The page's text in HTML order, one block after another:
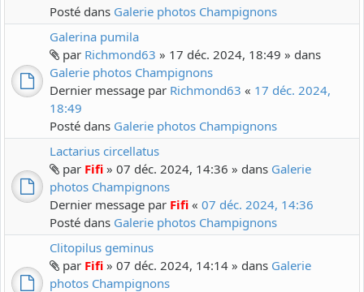
Posté dans Galerie photos Champignons
Galerina pumila
par Richmond63 » 17 déc. 2024, 18:49 » dans
Galerie photos Champignons
Dernier message par Richmond63 « 17 déc. 2024,
18:49
Posté dans Galerie photos Champignons
Lactarius circellatus
par Fifi » 07 déc. 2024, 14:36 » dans Galerie
photos Champignons
Dernier message par Fifi « 07 déc. 2024, 14:36
Posté dans Galerie photos Champignons
Clitopilus geminus
par Fifi » 07 déc. 2024, 14:14 » dans Galerie
photos Champignons